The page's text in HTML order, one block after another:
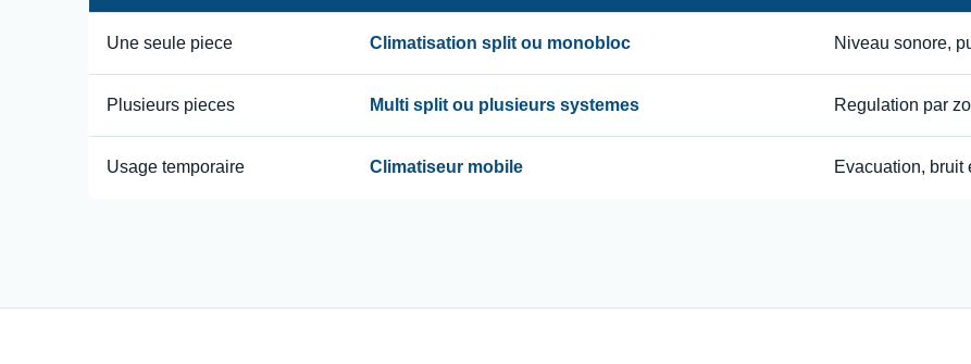
Une seule piece Climatisation split ou monobloc Niveau sonore,
Plusieurs pieces Multi split ou plusieurs systemes Regulation par
Usage temporaire Climatiseur mobile Evacuation, bruit